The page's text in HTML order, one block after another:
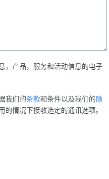
，产品，服务和活动信息的电子
我们的条款和条件以及我们的隐
的情况下接收选定的通讯选项。